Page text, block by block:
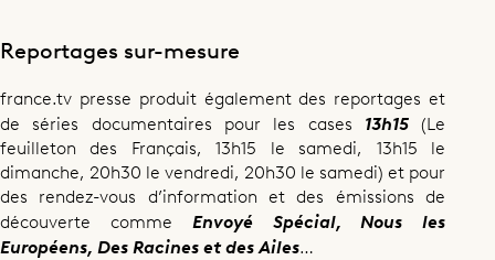
Reportages sur-mesure
france.tv presse produit également des reportages et
de séries documentaires pour les cases 13h15(Le
feuilleton des Français, 13h15 le samedi, 13h15 le
dimanche, 20h30 le vendredi, 20h30 le samedi) et pour
des rendez-vous d’information et des émissions de
découverte comme Envoyé Spécial, Nous les
Européens, Des Racines et des Ailes…